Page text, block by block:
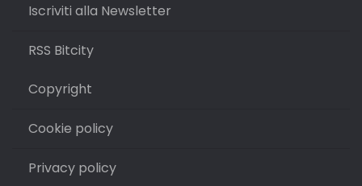
Iscriviti alla Newsletter
RSS Bitcity
Copyright
Cookie policy
Privacy policy